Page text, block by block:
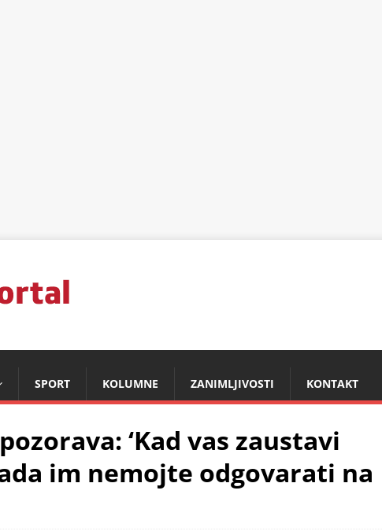
SPORT KOLUMNE ZANIMLJIVOSTI KONTAKT
‘Kad vas zaustavi
im nemojte odgovarati na